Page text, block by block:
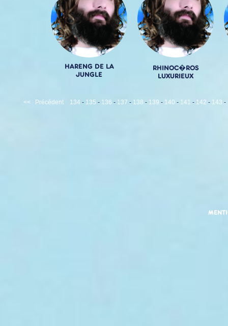
HARENG DE LA
JUNGLE
RHINOC�ROS
LUXURIEUX
<< Précédent 134 - 135 - 136 - 137 - 138 - 139 - 140 - 141 - 142 - 143 -